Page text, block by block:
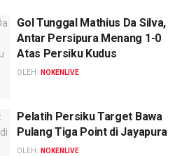
Gol Tunggal Mathius Da Silva,
Antar Persipura Menang 1-0
Atas Persiku Kudus
OLEH : NOKENLIVE
Pelatih Persiku Target Bawa
Pulang Tiga Point di Jayapura
OLEH : NOKENLIVE